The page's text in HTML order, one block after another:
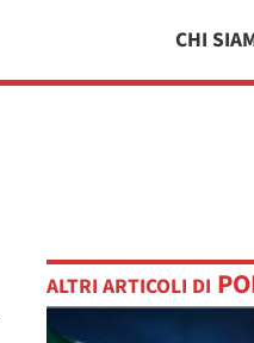
CHI
ALTRI ARTICOLI DI